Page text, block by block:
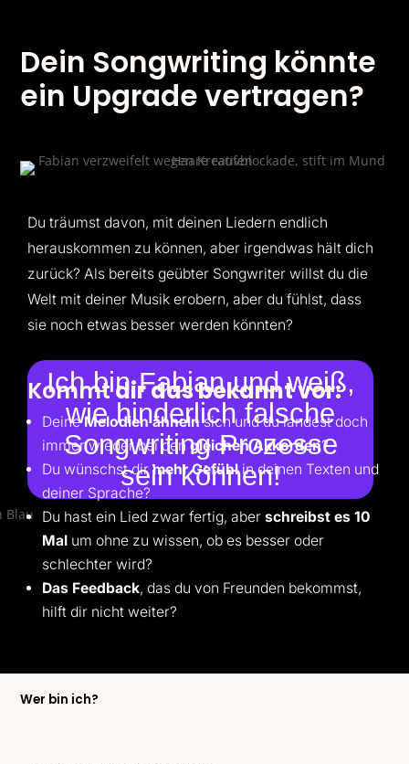
Dein Songwriting könnte
ein Upgrade vertragen?
Du träumst davon, mit deinen Liedern endlich
herauskommen zu können, aber irgendwas hält dich
zurück? Als bereits geübter Songwriter willst du die
Welt mit deiner Musik erobern, aber du fühlst, dass
sie noch etwas besser werden könnten?
Kommtdir das bekannt vor:
DeineMelodien ähnelnsich und du landest doch
immer wieder bei dengleichen Akkorden?
Du wünschst dirmehr Gefühlin deinen Texten und
deiner Sprache?
Du hast ein Lied zwar fertig, aberschreibst es 10
Mal um ohne zu wissen, ob es besser oder
schlechter wird?
Das Feedback, das du von Freunden bekommst,
hilft dir nicht weiter?
Wer bin ich?
Ich bin Fabian und weiß,
wie hinderlich falsche
Songwriting Prozesse
sein können!